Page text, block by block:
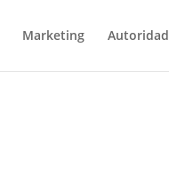
Marketing Autoridad